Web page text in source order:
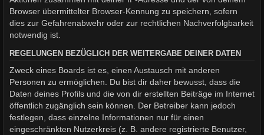
Browser übermittelter Browser-Kennung zu speichern, sofern
dies zur Gefahrenabwehr oder zur rechtlichen Nachverfolgbarkeit
notwendig ist.
REGELUNGEN BEZÜGLICH DER WEITERGABE DEINER DATEN
Zweck eines Boards ist es, einen Austausch mit anderen
Personen zu ermöglichen. Du bist dir daher bewusst, dass die
Daten deines Profils und die von dir erstellten Beiträge im Internet
öffentlich zugänglich sein können. Der Betreiber kann jedoch
festlegen, dass einzelne Informationen nur für einen
eingeschränkten Nutzerkreis (z. B. andere registrierte Benutzer,